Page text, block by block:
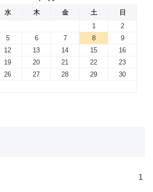
水 木 金 土
日
1
2
5 6 7 8
9
12 13 14 15
16
19 20 21 22
23
26 27 28 29
30
1